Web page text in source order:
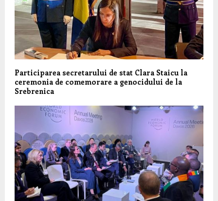
Participarea secretarului de stat Clara Staicu la
ceremonia de comemorare a genocidului de la
Srebrenica